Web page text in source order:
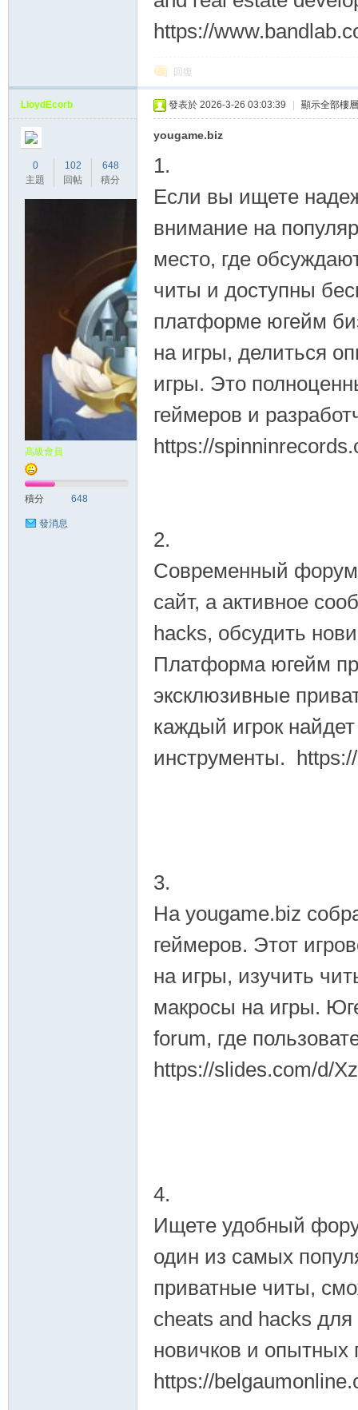
https://
回復
LloydEcorb
0
主題
102
回帖
648
積分
高級會員
積分 648
發消息
發表於 2026-3-26 03:03:39 顯示全部樓層
yougame.biz
1.
Если вы ищете
внимание на
место, где
читы и доступны
платформе югейм
на игры, делиться
игры. Это
геймеров и
https://
2.
Современный форум
сайт, а активное
hacks, обсудить
Платформа югейм
эксклюзивные
каждый игрок
инструменты.
3.
На yougame.biz
геймеров. Этот
на игры, изучить
макросы на игры.
forum, где
https://slides.com/d/
4.
Ищете удобный
один из самых
приватные читы,
cheats and hacks
новичков и опытных
https://